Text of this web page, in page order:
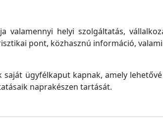
valamennyi helyi szolgáltatás,
pont, közhasznú információ,
ügyfélkaput kapnak, amely
naprakészen tartását.